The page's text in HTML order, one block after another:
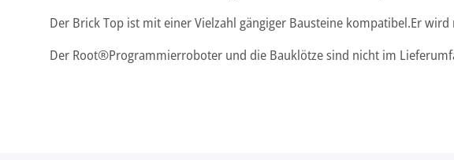
Der Brick Top ist mit einer Vielzahl gängiger Bausteine kompatibel.Er
Der Root®Programmierroboter und die Bauklötze sind nicht im